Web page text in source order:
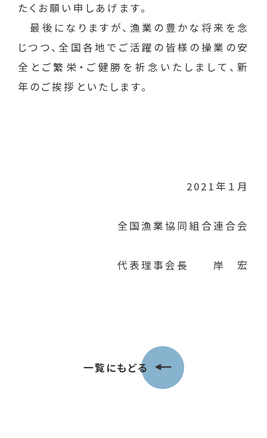
たくお願い申しあげます。
最後になりますが、漁業の豊かな将来を念
じつつ、全国各地でご活躍の皆様の操業の安
全とご繁栄・ご健勝を祈念いたしまして、新
年のご挨拶といたします。
2021年１月
全国漁業協同組合連合会
代表理事会長 岸 宏
一覧にもどる